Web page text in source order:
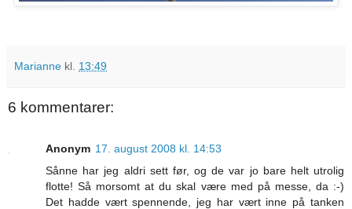
Marianne kl. 13:49
6 kommentarer:
Anonym 17. august 2008 kl. 14:53
Sånne har jeg aldri sett før, og de var jo bare helt utrolig
flotte! Så morsomt at du skal være med på messe, da :-)
Det hadde vært spennende, jeg har vært inne på tanken